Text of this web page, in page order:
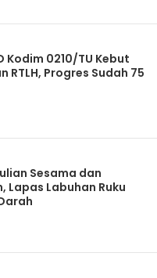
Kodim 0210/TU Kebut
RTLH, Progres Sudah 75
Sesama dan
Lapas Labuhan Ruku